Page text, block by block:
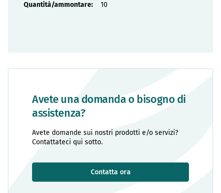
Avete una domanda o bisogno di
assistenza?
Avete domande sui nostri prodotti e/o servizi?
Contattateci qui sotto.
Contatta ora
Proprietà 10